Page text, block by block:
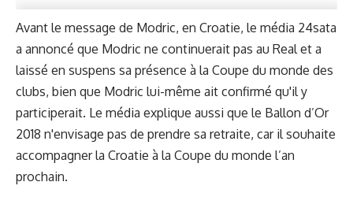
Avant le message de Modric, en Croatie, le média 24sata
a annoncé que Modric ne continuerait pas au Real et a
laissé en suspens sa présence à la Coupe du monde des
clubs, bien que Modric lui-même ait confirmé qu'il y
participerait. Le média explique aussi que le Ballon d’Or
2018 n'envisage pas de prendre sa retraite, car il souhaite
accompagner la Croatie à la Coupe du monde l’an
prochain.